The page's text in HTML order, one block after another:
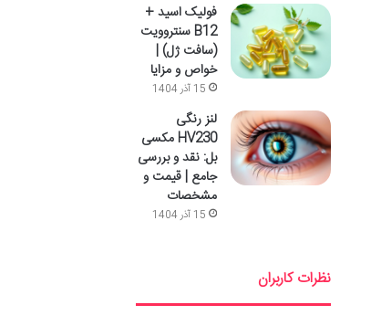
فولیک اسید +
B12 سنتروویت
(سافت ژل) |
خواص و مزایا
15 آذر 1404
لنز رنگی
HV230 مکسی
بل: نقد و بررسی
جامع | قیمت و
مشخصات
15 آذر 1404
نظرات کاربران